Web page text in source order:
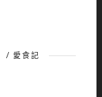
/ 愛食記